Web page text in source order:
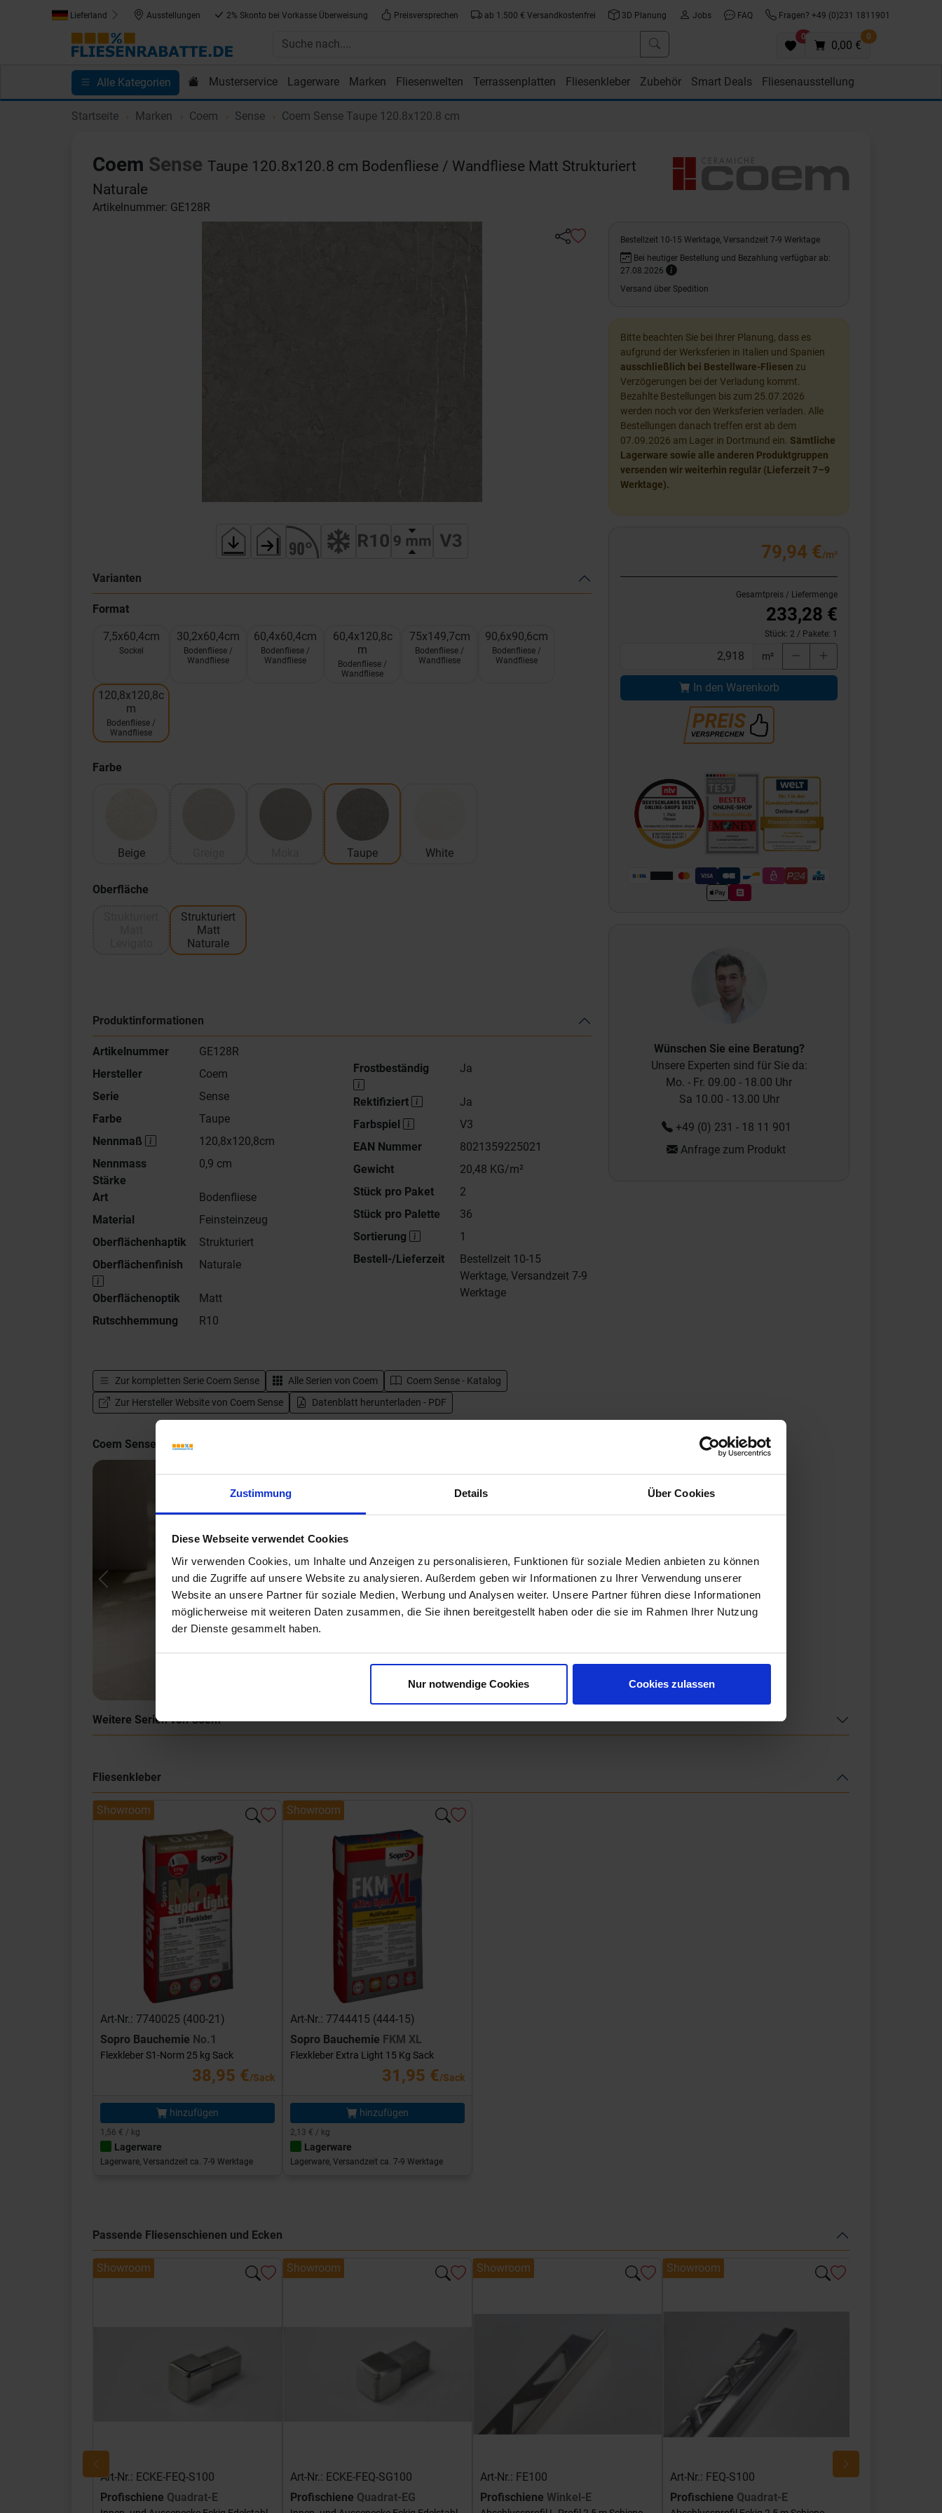
Zustimmung Details Über Cookies
Diese Webseite verwendet Cookies
Wir verwenden Cookies, um Inhalte und Anzeigen zu personalisieren, Funktionen für soziale Medien anbieten zu können
und die Zugriffe auf unsere Website zu analysieren. Außerdem geben wir Informationen zu Ihrer Verwendung unserer
Website an unsere Partner für soziale Medien, Werbung und Analysen weiter. Unsere Partner führen diese Informationen
möglicherweise mit weiteren Daten zusammen, die Sie ihnen bereitgestellt haben oder die sie im Rahmen Ihrer Nutzung
der Dienste gesammelt haben.
Nur notwendige Cookies Cookies zulassen
Lieferland Ausstellungen 2% Skonto bei Vorkasse Überweisung Preisversprechen ab 1.500 € Versandkostenfrei 3D Planung Jobs FAQ Fragen? +49 (0)231 1811901
0 0
0,00 €
Alle Kategorien Musterservice Lagerware Marken Fliesenwelten Terrassenplatten Fliesenkleber Zubehör Smart Deals Fliesenausstellung
Kundenprojekte Blog Einkaufen bei Fliesenrabatte.de
Startseite Marken Coem Sense Coem Sense Taupe 120.8x120.8 cm
Coem Sense Taupe 120.8x120.8 cm Bodenfliese / Wandfliese Matt Strukturiert
Naturale
Artikelnummer: GE128R
Varianten
Format
7,5x60,4cm
Sockel
30,2x60,4cm
Bodenfliese /
Wandfliese
60,4x60,4cm
Bodenfliese /
Wandfliese
60,4x120,8c
m
Bodenfliese /
Wandfliese
75x149,7cm
Bodenfliese /
Wandfliese
90,6x90,6cm
Bodenfliese /
Wandfliese
120,8x120,8c
m
Bodenfliese /
Wandfliese
Farbe
Beige Taupe White
Oberfläche
Strukturiert
Matt
Naturale
Produktinformationen
Artikelnummer
GE128R
Hersteller
Coem
Serie
Sense
Farbe
Taupe
Nennmaß
120,8x120,8cm
Nennmass
Stärke
0,9 cm
Art
Bodenfliese
Material
Feinsteinzeug
Oberflächenhaptik
Strukturiert
Oberflächenfinish
Naturale
Oberflächenoptik
Matt
Rutschhemmung
R10
Frostbeständig Ja
Rektifiziert
Ja
Farbspiel
V3
EAN Nummer
8021359225021
Gewicht
20,48 KG/m²
Stück pro Paket
2
Stück pro Palette
36
Sortierung
1
Bestell-/Lieferzeit
Bestellzeit 10-15
Werktage, Versandzeit 7-9
Werktage
Zur kompletten Serie Coem Sense Alle Serien von Coem
Coem Sense - Katalog
Zur Hersteller Website von Coem Sense
Datenblatt herunterladen - PDF
Bestellzeit 10-15 Werktage, Versandzeit 7-9 Werktage
Bei heutiger Bestellung und Bezahlung verfügbar ab:
27.08.2026
Versand über Spedition
Bitte beachten Sie bei Ihrer Planung, dass es
aufgrund der Werksferien in Italien und Spanien
ausschließlich bei Bestellware-Fliesen zu
Verzögerungen bei der Verladung kommt.
Bezahlte Bestellungen bis zum 25.07.2026
werden noch vor den Werksferien verladen. Alle
Bestellungen danach treffen erst ab dem
07.09.2026 am Lager in Dortmund ein. Sämtliche
Lagerware sowie alle anderen Produktgruppen
versenden wir weiterhin regulär (Lieferzeit 7–9
Werktage).
79,94 €/m²
Gesamtpreis / Liefermenge
233,28 €
Stück: 2 / Pakete: 1
m²
In den Warenkorb
Wünschen Sie eine Beratung?
Unsere Experten sind für Sie da:
Mo. - Fr. 09.00 - 18.00 Uhr
Sa 10.00 - 13.00 Uhr
+49 (0) 231 - 18 11 901
Anfrage zum Produkt
Coem Sense Impressionen
Previous
Weitere Serien von Coem
Fliesenkleber
Showroom
Art-Nr.: 7740025 (400-21)
Sopro Bauchemie No.1
Flexkleber S1-Norm 25 kg Sack
38,95 €/Sack
hinzufügen
1,56 € / kg
Lagerware
Lagerware, Versandzeit ca. 7-9 Werktage
Showroom
Art-Nr.: 7744415 (444-15)
Sopro Bauchemie FKM XL
Flexkleber Extra Light 15 Kg Sack
31,95 €/Sack
hinzufügen
2,13 € / kg
Lagerware
Lagerware, Versandzeit ca. 7-9 Werktage
Passende Fliesenschienen und Ecken
Showroom
Art-Nr.: ECKE-FEQ-S100
Profischiene Quadrat-E
Showroom
Art-Nr.: ECKE-FEQ-SG100
Profischiene Quadrat-EG
Showroom
Art-Nr.: FE100
Profischiene Winkel-E
Showroom
Art-Nr.: FEQ-S100
Profischiene Quadrat-E